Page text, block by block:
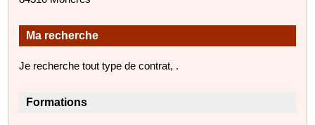
Ma recherche
Je recherche tout type de contrat, .
Formations